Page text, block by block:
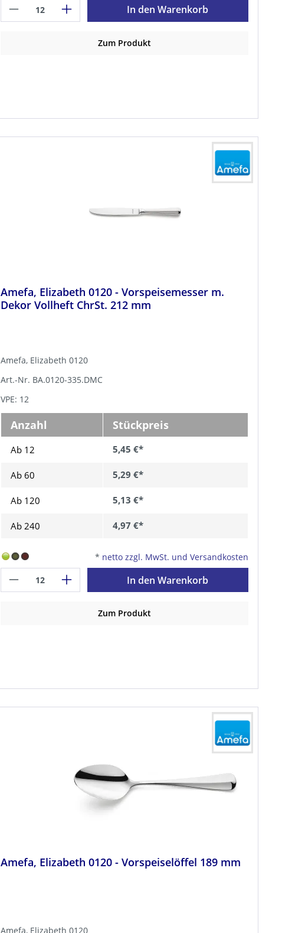
In den Warenkorb
Zum Produkt
Amefa, Elizabeth 0120 - Vorspeisemesser m.
Dekor Vollheft ChrSt. 212 mm
Amefa, Elizabeth 0120
Art.-Nr. BA.0120-335.DMC
VPE: 12
Anzahl Stückpreis
Ab 12 5,45 €*
Ab 60 5,29 €*
Ab 120 5,13 €*
Ab 240 4,97 €*
* netto zzgl. MwSt. und Versandkosten
In den Warenkorb
Zum Produkt
Amefa, Elizabeth 0120 - Vorspeiselöffel 189 mm
Amefa, Elizabeth 0120